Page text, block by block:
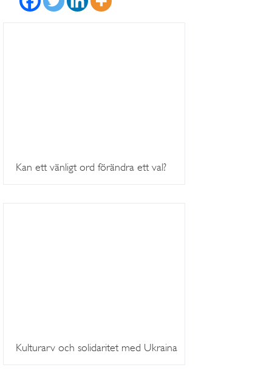
Kan ett vänligt ord förändra ett val?
Kulturarv och solidaritet med Ukraina